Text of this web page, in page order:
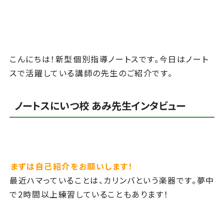
こんにちは！新型個別指導ノートスです。今日はノート
スで活躍している講師の先生のご紹介です。
ノートスにいつ校 あみ先生インタビュー
――まずは自己紹介をお願いします！
最近ハマっていることは、カリンバという楽器です。夢中
で2時間以上練習していることもあります！